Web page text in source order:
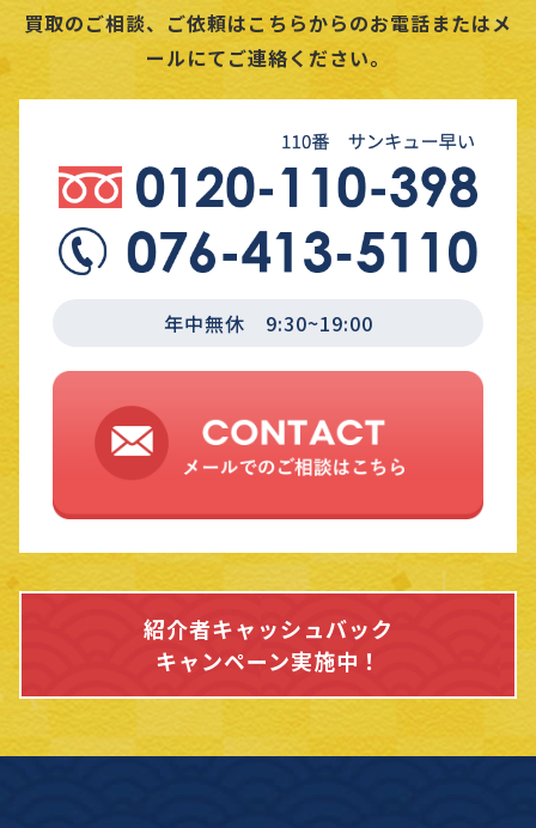
買取のご相談、ご依頼はこちらからのお電話またはメ
ールにてご連絡ください。
年中無休 9:30~19:00
紹介者キャッシュバック
キャンペーン実施中！